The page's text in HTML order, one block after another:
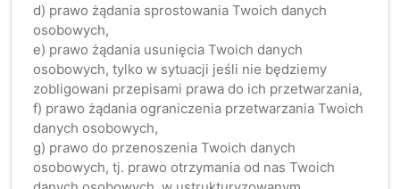
d) prawo żądania sprostowania Twoich danych
osobowych,
e) prawo żądania usunięcia Twoich danych
osobowych, tylko w sytuacji jeśli nie będziemy
zobligowani przepisami prawa do ich przetwarzania,
f) prawo żądania ograniczenia przetwarzania Twoich
danych osobowych,
g) prawo do przenoszenia Twoich danych
osobowych, tj. prawo otrzymania od nas Twoich